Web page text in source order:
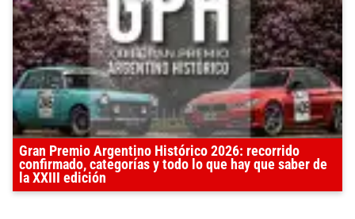
Gran Premio Argentino Histórico 2026: recorrido
confirmado, categorías y todo lo que hay que saber de
la XXIII edición